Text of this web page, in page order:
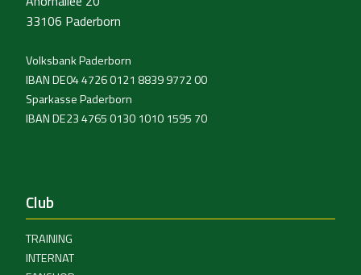
33106 Paderborn
Volksbank Paderborn
IBAN DE04 4726 0121 8839 9772 00
Sparkasse Paderborn
IBAN DE23 4765 0130 1010 1595 70
Club
TRAINING
INTERNAT